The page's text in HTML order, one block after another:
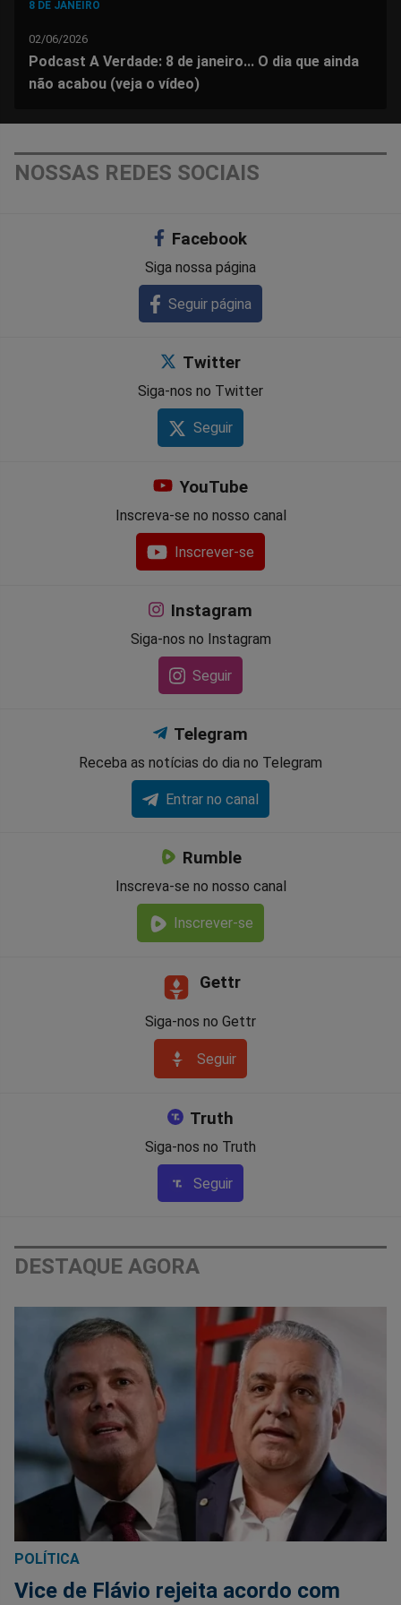
8 DE JANEIRO
02/06/2026
Podcast A Verdade: 8 de janeiro... O dia que ainda
não acabou (veja o vídeo)
NOSSAS REDES SOCIAIS
Facebook
Siga nossa página
Seguir página
Twitter
Siga-nos no Twitter
Seguir
YouTube
Inscreva-se no nosso canal
Inscrever-se
Instagram
Siga-nos no Instagram
Seguir
Telegram
Receba as notícias do dia no Telegram
Entrar no canal
Rumble
Inscreva-se no nosso canal
Inscrever-se
Gettr
Siga-nos no Gettr
Seguir
Truth
Siga-nos no Truth
Seguir
DESTAQUE AGORA
POLÍTICA
Vice de Flávio rejeita acordo com